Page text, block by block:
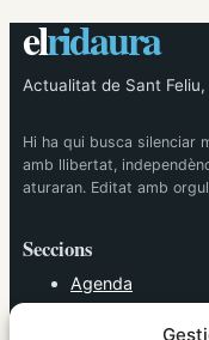
elridaura
Actualitat de Sant Feliu,
Hi ha qui busca silenciar
amb llibertat,
aturaran. Editat amb
Seccions
Agenda
Cultura